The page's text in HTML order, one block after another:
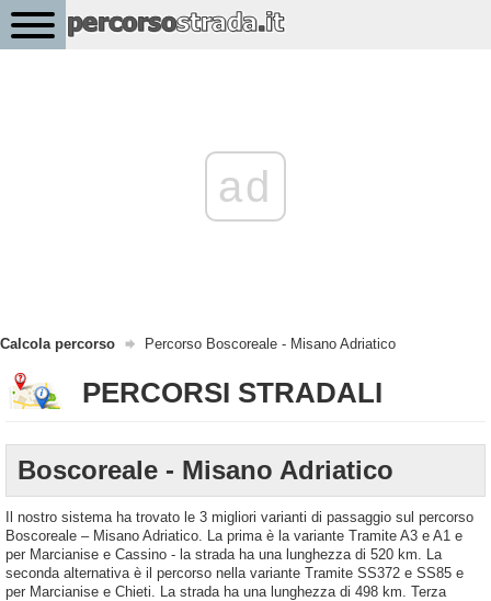
ad
Calcola percorso Percorso Boscoreale - Misano Adriatico
PERCORSI STRADALI
Boscoreale - Misano Adriatico
Il nostro sistema ha trovato le 3 migliori varianti di passaggio sul percorso
Boscoreale – Misano Adriatico. La prima è la variante Tramite A3 e A1 e
per Marcianise e Cassino - la strada ha una lunghezza di 520 km. La
seconda alternativa è il percorso nella variante Tramite SS372 e SS85 e
per Marcianise e Chieti. La strada ha una lunghezza di 498 km. Terza